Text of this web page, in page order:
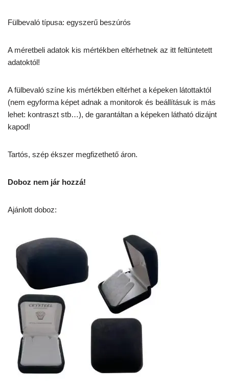
Fülbevaló típusa: egyszerű beszúrós
A méretbeli adatok kis mértékben eltérhetnek az itt feltüntetett
adatoktól!
A fülbevaló színe kis mértékben eltérhet a képeken látottaktól
(nem egyforma képet adnak a monitorok és beállításuk is más
lehet: kontraszt stb…), de garantáltan a képeken látható dizájnt
kapod!
Tartós, szép ékszer megfizethető áron.
Doboz nem jár hozzá!
Ajánlott doboz: